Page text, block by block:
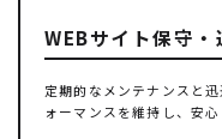
WEBサイト保守・
定期的なメンテナンスと
ォーマンスを維持し、安